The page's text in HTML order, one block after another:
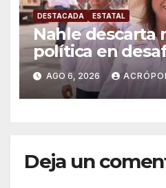
DESTACADA ESTATAL
Nahle descarta
política en
alcaldes
AGO 6, 2026
Deja un